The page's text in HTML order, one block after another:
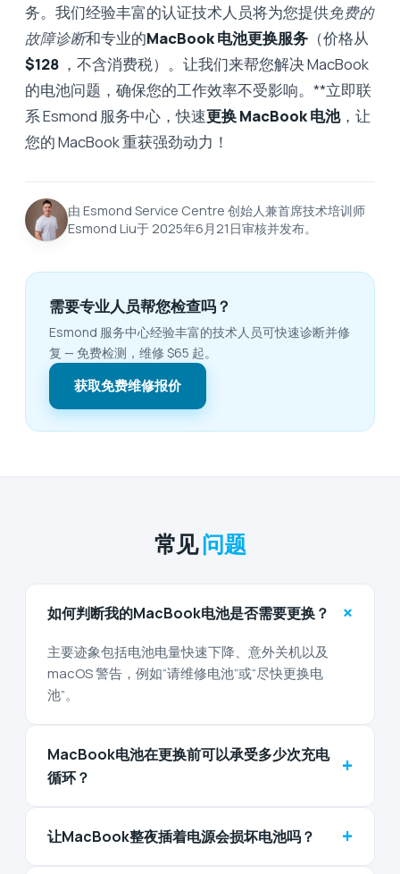
务。我们经验丰富的认证技术人员将为您提供免费的
故障诊断和专业的MacBook 电池更换服务 （价格从
$128 ，不含消费税）。让我们来帮您解决 MacBook
的电池问题，确保您的工作效率不受影响。**立即联
系 Esmond 服务中心，快速更换 MacBook 电池，让
您的 MacBook 重获强劲动力！
由 Esmond Service Centre 创始人兼首席技术培训师
Esmond Liu于 2025年6月21日审核并发布。
需要专业人员帮您检查吗？
Esmond 服务中心经验丰富的技术人员可快速诊断并修
复 — 免费检测，维修 $65 起。
获取免费维修报价
常见问题
如何判断我的MacBook电池是否需要更换？ +
主要迹象包括电池电量快速下降、意外关机以及
macOS 警告，例如“请维修电池”或“尽快更换电
池”。
MacBook电池在更换前可以承受多少次充电
循环？
+
让MacBook整夜插着电源会损坏电池吗？ +